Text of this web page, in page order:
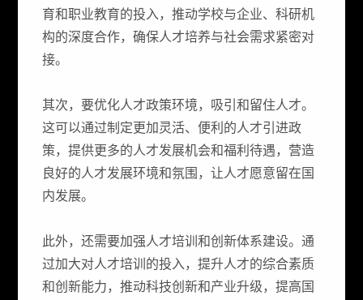
育和职业教育的投入，推动学校与企业、科研机
构的深度合作，确保人才培养与社会需求紧密对
接。
其次，要优化人才政策环境，吸引和留住人才。
这可以通过制定更加灵活、便利的人才引进政
策，提供更多的人才发展机会和福利待遇，营造
良好的人才发展环境和氛围，让人才愿意留在国
内发展。
此外，还需要加强人才培训和创新体系建设。通
过加大对人才培训的投入，提升人才的综合素质
和创新能力，推动科技创新和产业升级，提高国